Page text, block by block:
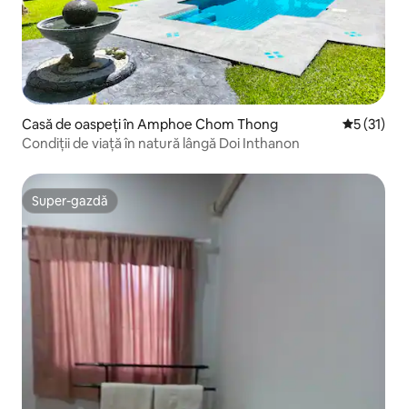
Casă de oaspeți în Amphoe Chom Thong Scor
5 (31)
Condiții de viață în natură lângă Doi Inthanon
Super-gazdă
Super-gazdă